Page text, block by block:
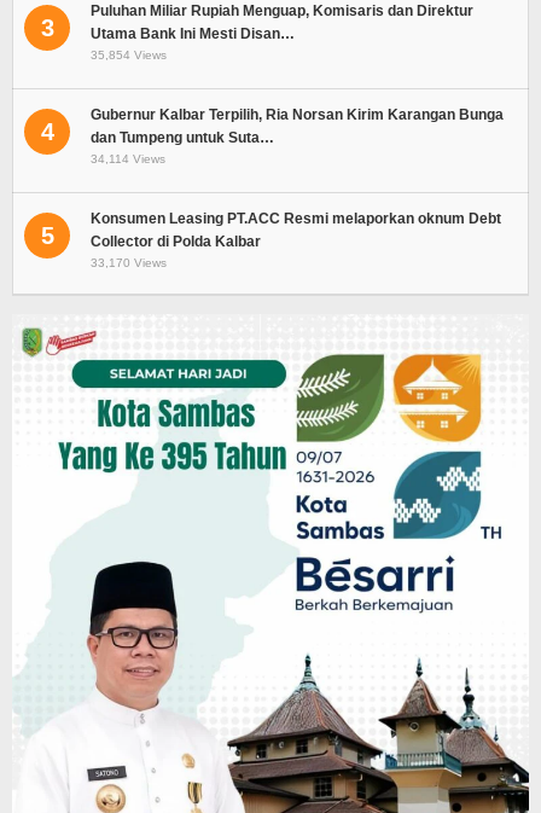
3
Puluhan Miliar Rupiah Menguap, Komisaris dan Direktur
Utama Bank Ini Mesti Disan…
35,854 Views
4
Gubernur Kalbar Terpilih, Ria Norsan Kirim Karangan Bunga
dan Tumpeng untuk Suta…
34,114 Views
5
Konsumen Leasing PT.ACC Resmi melaporkan oknum Debt
Collector di Polda Kalbar
33,170 Views